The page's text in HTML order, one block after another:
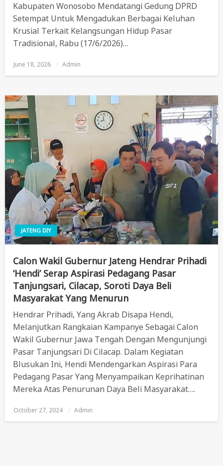
Kabupaten Wonosobo Mendatangi Gedung DPRD
Setempat Untuk Mengadukan Berbagai Keluhan
Krusial Terkait Kelangsungan Hidup Pasar
Tradisional, Rabu (17/6/2026)…
Posted
June 18, 2026 Admin
JATENG DIY
Calon Wakil Gubernur Jateng Hendrar Prihadi
‘Hendi’ Serap Aspirasi Pedagang Pasar
Tanjungsari, Cilacap, Soroti Daya Beli
Masyarakat Yang Menurun
Hendrar Prihadi, Yang Akrab Disapa Hendi,
Melanjutkan Rangkaian Kampanye Sebagai Calon
Wakil Gubernur Jawa Tengah Dengan Mengunjungi
Pasar Tanjungsari Di Cilacap. Dalam Kegiatan
Blusukan Ini, Hendi Mendengarkan Aspirasi Para
Pedagang Pasar Yang Menyampaikan Keprihatinan
Mereka Atas Penurunan Daya Beli Masyarakat….
Posted
October 27, 2024 Admin